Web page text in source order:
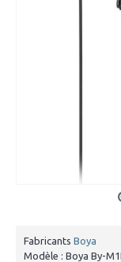
Fabricants Boya
Modèle : Boya By-